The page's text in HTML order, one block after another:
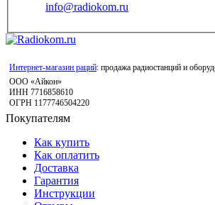
info@radiokom.ru
Интернет-магазин раций: продажа радиостанций и
ООО «Айкон»
ИНН 7716858610
ОГРН 1177746504220
Покупателям
Как купить
Как оплатить
Доставка
Гарантия
Инструкции